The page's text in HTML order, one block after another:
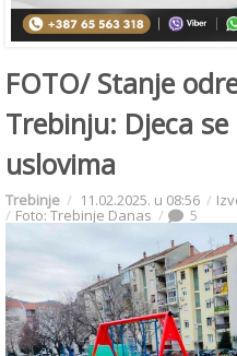
FOTO/ Stanje
Trebinju: Djeca
uslovima
Trebinje 11.02.2025. u 08:56
Foto: Trebinje Danas 5